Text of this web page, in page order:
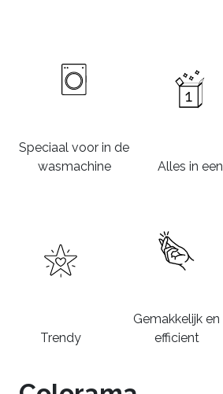
Speciaal voor in de
wasmachine
Alles in een
Trendy
Gemakkelijk en
efficient